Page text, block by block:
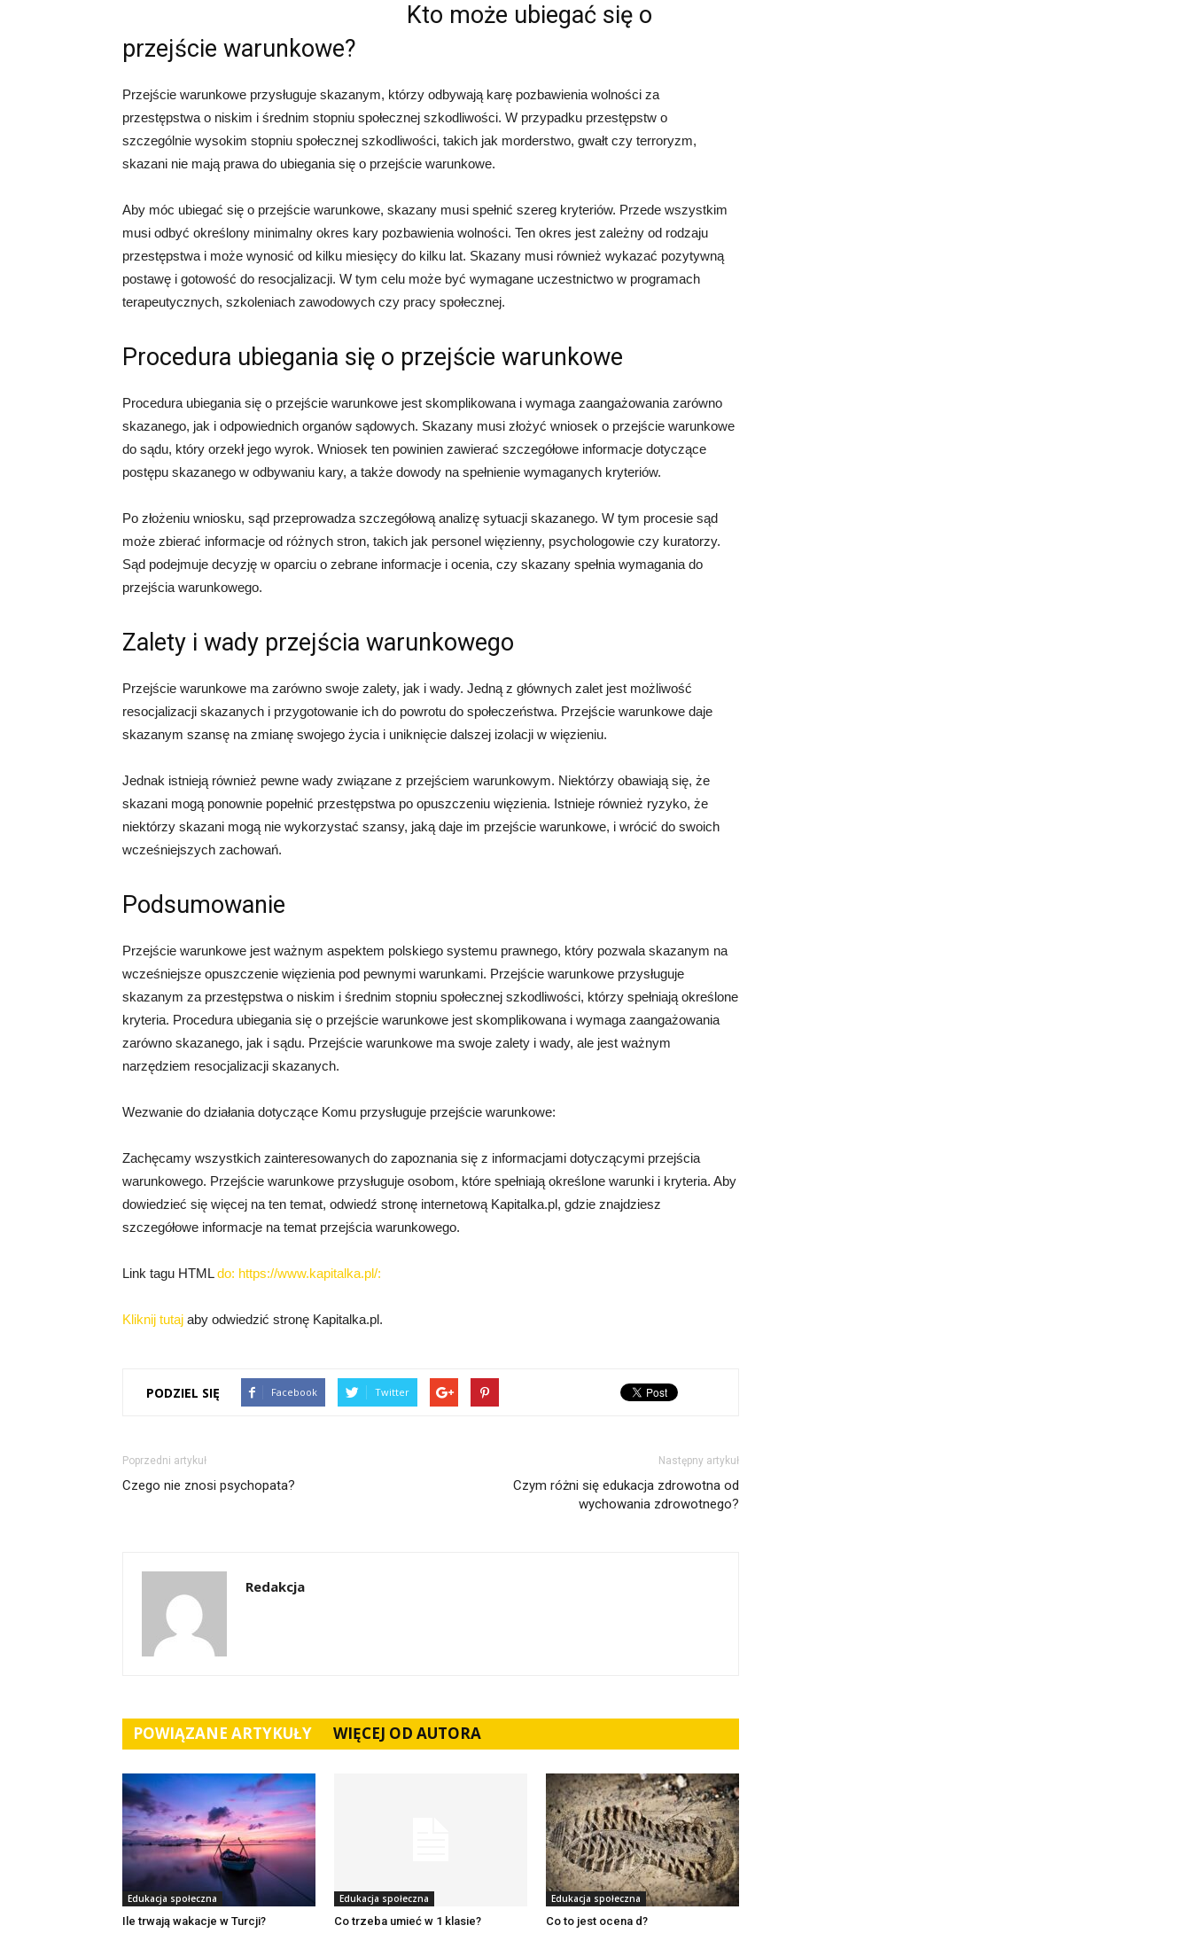
Kto może ubiegać się o
przejście warunkowe?
Przejście warunkowe przysługuje skazanym, którzy odbywają karę pozbawienia wolności za
przestępstwa o niskim i średnim stopniu społecznej szkodliwości. W przypadku przestępstw o
szczególnie wysokim stopniu społecznej szkodliwości, takich jak morderstwo, gwałt czy terroryzm,
skazani nie mają prawa do ubiegania się o przejście warunkowe.
Aby móc ubiegać się o przejście warunkowe, skazany musi spełnić szereg kryteriów. Przede wszystkim
musi odbyć określony minimalny okres kary pozbawienia wolności. Ten okres jest zależny od rodzaju
przestępstwa i może wynosić od kilku miesięcy do kilku lat. Skazany musi również wykazać pozytywną
postawę i gotowość do resocjalizacji. W tym celu może być wymagane uczestnictwo w programach
terapeutycznych, szkoleniach zawodowych czy pracy społecznej.
Procedura ubiegania się o przejście warunkowe
Procedura ubiegania się o przejście warunkowe jest skomplikowana i wymaga zaangażowania zarówno
skazanego, jak i odpowiednich organów sądowych. Skazany musi złożyć wniosek o przejście warunkowe
do sądu, który orzekł jego wyrok. Wniosek ten powinien zawierać szczegółowe informacje dotyczące
postępu skazanego w odbywaniu kary, a także dowody na spełnienie wymaganych kryteriów.
Po złożeniu wniosku, sąd przeprowadza szczegółową analizę sytuacji skazanego. W tym procesie sąd
może zbierać informacje od różnych stron, takich jak personel więzienny, psychologowie czy kuratorzy.
Sąd podejmuje decyzję w oparciu o zebrane informacje i ocenia, czy skazany spełnia wymagania do
przejścia warunkowego.
Zalety i wady przejścia warunkowego
Przejście warunkowe ma zarówno swoje zalety, jak i wady. Jedną z głównych zalet jest możliwość
resocjalizacji skazanych i przygotowanie ich do powrotu do społeczeństwa. Przejście warunkowe daje
skazanym szansę na zmianę swojego życia i uniknięcie dalszej izolacji w więzieniu.
Jednak istnieją również pewne wady związane z przejściem warunkowym. Niektórzy obawiają się, że
skazani mogą ponownie popełnić przestępstwa po opuszczeniu więzienia. Istnieje również ryzyko, że
niektórzy skazani mogą nie wykorzystać szansy, jaką daje im przejście warunkowe, i wrócić do swoich
wcześniejszych zachowań.
Podsumowanie
Przejście warunkowe jest ważnym aspektem polskiego systemu prawnego, który pozwala skazanym na
wcześniejsze opuszczenie więzienia pod pewnymi warunkami. Przejście warunkowe przysługuje
skazanym za przestępstwa o niskim i średnim stopniu społecznej szkodliwości, którzy spełniają określone
kryteria. Procedura ubiegania się o przejście warunkowe jest skomplikowana i wymaga zaangażowania
zarówno skazanego, jak i sądu. Przejście warunkowe ma swoje zalety i wady, ale jest ważnym
narzędziem resocjalizacji skazanych.
Wezwanie do działania dotyczące Komu przysługuje przejście warunkowe:
Zachęcamy wszystkich zainteresowanych do zapoznania się z informacjami dotyczącymi przejścia
warunkowego. Przejście warunkowe przysługuje osobom, które spełniają określone warunki i kryteria. Aby
dowiedzieć się więcej na ten temat, odwiedź stronę internetową Kapitalka.pl, gdzie znajdziesz
szczegółowe informacje na temat przejścia warunkowego.
Link tagu HTMLdo: https://www.kapitalka.pl/:
Kliknij tutaj aby odwiedzić stronę Kapitalka.pl.
PODZIEL SIĘ Facebook Twitter
Poprzedni artykuł
Czego nie znosi psychopata?
Następny artykuł
Czym różni się edukacja zdrowotna od
wychowania zdrowotnego?
Redakcja
POWIĄZANE ARTYKUŁY WIĘCEJ OD AUTORA
Edukacja społeczna
Ile trwają wakacje w Turcji?
Edukacja społeczna
Co trzeba umieć w 1 klasie?
Edukacja społeczna
Co to jest ocena d?